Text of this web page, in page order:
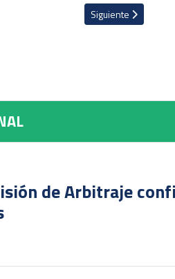
FC ha renovado a Alexander Vargas
Artículo siguiente:
Siguiente
de Arbitraje